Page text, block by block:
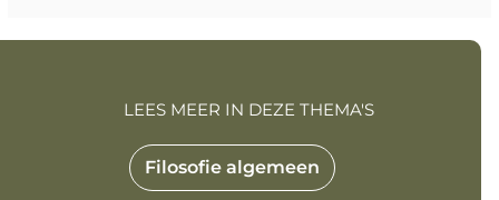
Filosofie algemeen
LEES MEER IN DEZE THEMA'S